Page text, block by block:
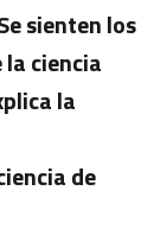
sienten los
ciencia
la
de